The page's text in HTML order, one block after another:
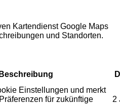
Kartendienst Google Maps
und Standorten.
Beschreibung
Einstellungen und merkt
für zukünftige
2